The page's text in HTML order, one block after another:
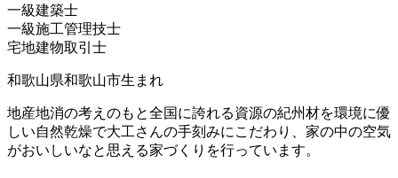
一級建築士
一級施工管理技士
宅地建物取引士
和歌山県和歌山市生まれ
地産地消の考えのもと全国に誇れる資源の紀州材を環境に優
しい自然乾燥で大工さんの手刻みにこだわり、家の中の空気
がおいしいなと思える家づくりを行っています。